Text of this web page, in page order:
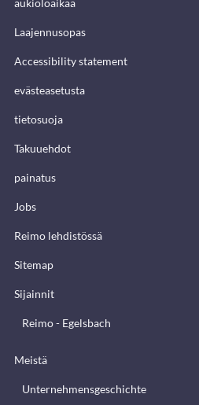
aukioloaikaa
Laajennusopas
Accessibility statement
evästeasetusta
tietosuoja
Takuuehdot
painatus
Jobs
Reimo lehdistössä
Sitemap
Sijainnit
Reimo - Egelsbach
Meistä
Unternehmensgeschichte